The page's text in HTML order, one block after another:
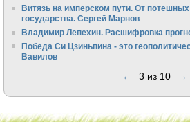
Витязь на имперском пути. От потешных
государства. Сергей Марнов
Владимир Лепехин. Расшифровка
Победа Си Цзиньпина - это
Вавилов
← 3 из 10 →